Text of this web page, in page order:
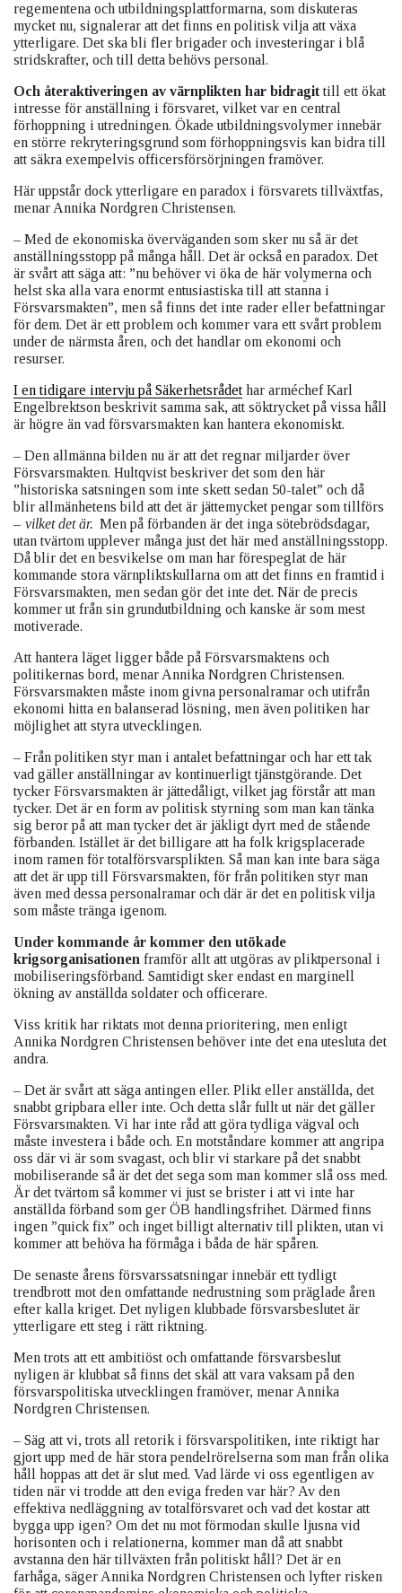
regementena och utbildningsplattformarna, som diskuteras
mycket nu, signalerar att det finns en politisk vilja att växa
ytterligare. Det ska bli fler brigader och investeringar i blå
stridskrafter, och till detta behövs personal.
Och återaktiveringen av värnplikten har bidragittill ett ökat
intresse för anställning i försvaret, vilket var en central
förhoppning i utredningen. Ökade utbildningsvolymer innebär
en större rekryteringsgrund som förhoppningsvis kan bidra till
att säkra exempelvis officersförsörjningen framöver.
Här uppstår dock ytterligare en paradox i försvarets tillväxtfas,
menar Annika Nordgren Christensen.
– Med de ekonomiska överväganden som sker nu så är det
anställningsstopp på många håll. Det är också en paradox. Det
är svårt att säga att: ”nu behöver vi öka de här volymerna och
helst ska alla vara enormt entusiastiska till att stanna i
Försvarsmakten”, men så finns det inte rader eller befattningar
för dem. Det är ett problem och kommer vara ett svårt problem
under de närmsta åren, och det handlar om ekonomi och
resurser.
I en tidigare intervju på Säkerhetsrådet har arméchef Karl
Engelbrektson beskrivit samma sak, att söktrycket på vissa håll
är högre än vad försvarsmakten kan hantera ekonomiskt.
– Den allmänna bilden nu är att det regnar miljarder över
Försvarsmakten. Hultqvist beskriver det som den här
”historiska satsningen som inte skett sedan 50-talet” och då
blir allmänhetens bild att det är jättemycket pengar som tillförs
– vilket det är. Men på förbanden är det inga sötebrödsdagar,
utan tvärtom upplever många just det här med anställningsstopp.
Då blir det en besvikelse om man har förespeglat de här
kommande stora värnpliktskullarna om att det finns en framtid i
Försvarsmakten, men sedan gör det inte det. När de precis
kommer ut från sin grundutbildning och kanske är som mest
motiverade.
Att hantera läget ligger både på Försvarsmaktens och
politikernas bord, menar Annika Nordgren Christensen.
Försvarsmakten måste inom givna personalramar och utifrån
ekonomi hitta en balanserad lösning, men även politiken har
möjlighet att styra utvecklingen.
– Från politiken styr man i antalet befattningar och har ett tak
vad gäller anställningar av kontinuerligt tjänstgörande. Det
tycker Försvarsmakten är jättedåligt, vilket jag förstår att man
tycker. Det är en form av politisk styrning som man kan tänka
sig beror på att man tycker det är jäkligt dyrt med de stående
förbanden. Istället är det billigare att ha folk krigsplacerade
inom ramen för totalförsvarsplikten. Så man kan inte bara säga
att det är upp till Försvarsmakten, för från politiken styr man
även med dessa personalramar och där är det en politisk vilja
som måste tränga igenom.
Under kommande år kommer den utökade
krigsorganisationen framför allt att utgöras av pliktpersonal i
mobiliseringsförband. Samtidigt sker endast en marginell
ökning av anställda soldater och officerare.
Viss kritik har riktats mot denna prioritering, men enligt
Annika Nordgren Christensen behöver inte det ena utesluta det
andra.
– Det är svårt att säga antingen eller. Plikt eller anställda, det
snabbt gripbara eller inte. Och detta slår fullt ut när det gäller
Försvarsmakten. Vi har inte råd att göra tydliga vägval och
måste investera i både och. En motståndare kommer att angripa
oss där vi är som svagast, och blir vi starkare på det snabbt
mobiliserande så är det det sega som man kommer slå oss med.
Är det tvärtom så kommer vi just se brister i att vi inte har
anställda förband som ger ÖB handlingsfrihet. Därmed finns
ingen ”quick fix” och inget billigt alternativ till plikten, utan vi
kommer att behöva ha förmåga i båda de här spåren.
De senaste årens försvarssatsningar innebär ett tydligt
trendbrott mot den omfattande nedrustning som präglade åren
efter kalla kriget. Det nyligen klubbade försvarsbeslutet är
ytterligare ett steg i rätt riktning.
Men trots att ett ambitiöst och omfattande försvarsbeslut
nyligen är klubbat så finns det skäl att vara vaksam på den
försvarspolitiska utvecklingen framöver, menar Annika
Nordgren Christensen.
– Säg att vi, trots all retorik i försvarspolitiken, inte riktigt har
gjort upp med de här stora pendelrörelserna som man från olika
håll hoppas att det är slut med. Vad lärde vi oss egentligen av
tiden när vi trodde att den eviga freden var här? Av den
effektiva nedläggning av totalförsvaret och vad det kostar att
bygga upp igen? Om det nu mot förmodan skulle ljusna vid
horisonten och i relationerna, kommer man då att snabbt
avstanna den här tillväxten från politiskt håll? Det är en
farhåga, säger Annika Nordgren Christensen och lyfter risken